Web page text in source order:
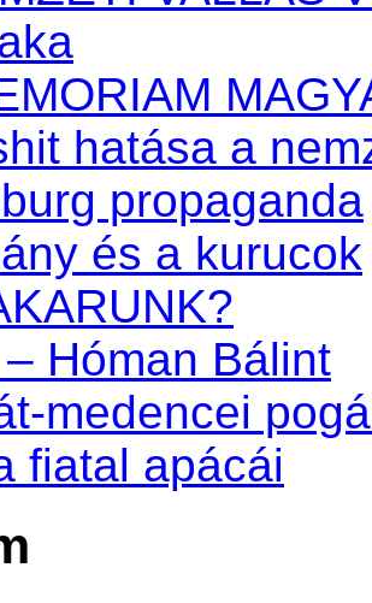
hatása a
propaganda
és a kurucok
Hóman Bálint
medencei
fiatal apácái